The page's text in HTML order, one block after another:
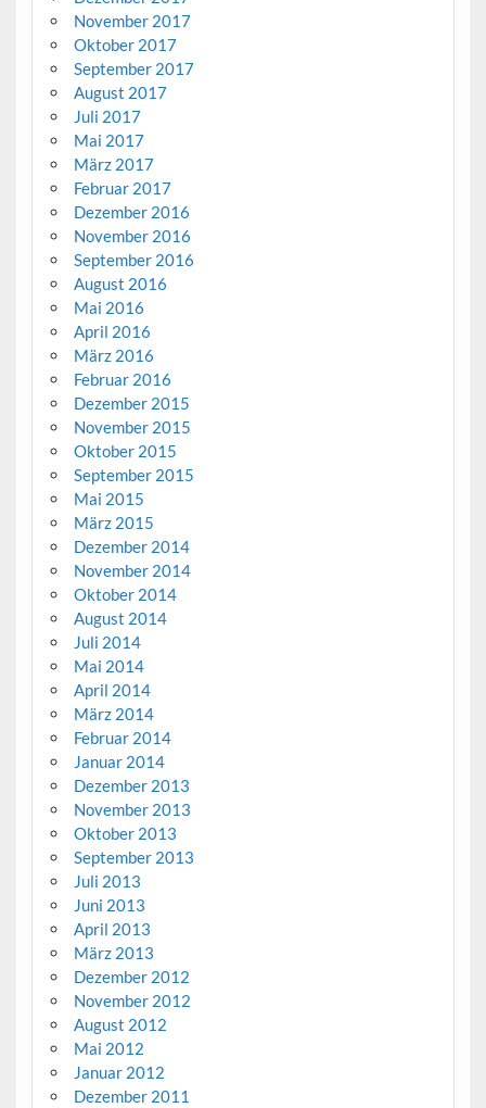
November 2017
Oktober 2017
September 2017
August 2017
Juli 2017
Mai 2017
März 2017
Februar 2017
Dezember 2016
November 2016
September 2016
August 2016
Mai 2016
April 2016
März 2016
Februar 2016
Dezember 2015
November 2015
Oktober 2015
September 2015
Mai 2015
März 2015
Dezember 2014
November 2014
Oktober 2014
August 2014
Juli 2014
Mai 2014
April 2014
März 2014
Februar 2014
Januar 2014
Dezember 2013
November 2013
Oktober 2013
September 2013
Juli 2013
Juni 2013
April 2013
März 2013
Dezember 2012
November 2012
August 2012
Mai 2012
Januar 2012
Dezember 2011